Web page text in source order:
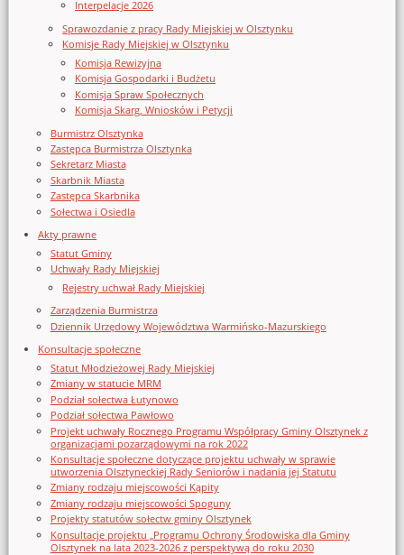
Interpelacje 2026
Sprawozdanie z pracy Rady Miejskiej w Olsztynku
Komisje Rady Miejskiej w Olsztynku
Komisja Rewizyjna
Komisja Gospodarki i Budżetu
Komisja Spraw Społecznych
Komisja Skarg, Wniosków i Petycji
Burmistrz Olsztynka
Zastępca Burmistrza Olsztynka
Sekretarz Miasta
Skarbnik Miasta
Zastępca Skarbnika
Sołectwa i Osiedla
Akty prawne
Statut Gminy
Uchwały Rady Miejskiej
Rejestry uchwał Rady Miejskiej
Zarządzenia Burmistrza
Dziennik Urzędowy Województwa Warmińsko-Mazurskiego
Konsultacje społeczne
Statut Młodzieżowej Rady Miejskiej
Zmiany w statucie MRM
Podział sołectwa Łutynowo
Podział sołectwa Pawłowo
Projekt uchwały Rocznego Programu Współpracy Gminy Olsztynek z
organizacjami pozarządowymi na rok 2022
Konsultacje społeczne dotyczące projektu uchwały w sprawie
utworzenia Olsztyneckiej Rady Seniorów i nadania jej Statutu
Zmiany rodzaju miejscowości Kąpity
Zmiany rodzaju miejscowości Spoguny
Projekty statutów sołectw gminy Olsztynek
Konsultacje projektu „Programu Ochrony Środowiska dla Gminy
Olsztynek na lata 2023-2026 z perspektywą do roku 2030